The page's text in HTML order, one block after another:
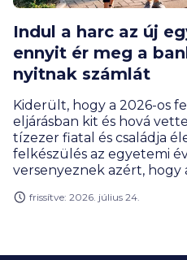
Indul a harc az új
ennyit ér meg a
nyitnak számlát
Kiderült, hogy a 2026-os
eljárásban kit és hová
tízezer fiatal és családja
felkészülés az egyetemi
versenyeznek azért,
például több tízezer forint
kedvezményekre,
frissítve: 2026. július 24.